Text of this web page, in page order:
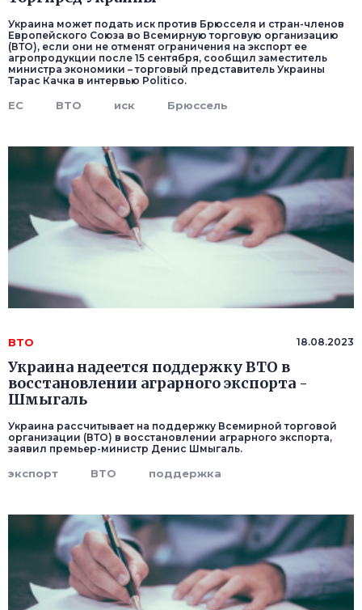
Украина может подать иск против Брюсселя и стран-членов
Европейского Союза во Всемирную торговую организацию
(ВТО), если они не отменят ограничения на экспорт ее
агропродукции после 15 сентября, сообщил заместитель
министра экономики – торговый представитель Украины
Тарас Качка в интервью Politico.
ЕС ВТО иск Брюссель
ВТО 18.08.2023
Украина надеется поддержку ВТО в
восстановлении аграрного экспорта -
Шмыгаль
Украина рассчитывает на поддержку Всемирной торговой
организации (ВТО) в восстановлении аграрного экспорта,
заявил премьер-министр Денис Шмыгаль.
экспорт ВТО поддержка